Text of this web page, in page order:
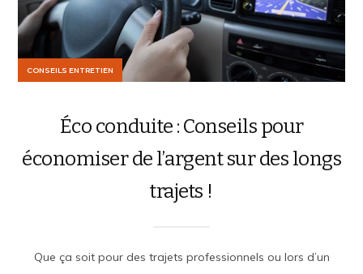
CONSEILS ENTRETIEN
Éco conduite : Conseils pour
économiser de l’argent sur des longs
trajets !
Que ça soit pour des trajets professionnels ou lors d’un